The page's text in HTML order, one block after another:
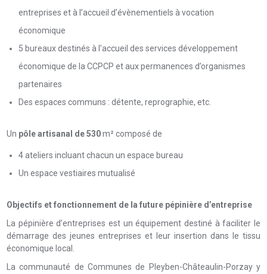
entreprises et à l’accueil d’évènementiels à vocation
économique
5 bureaux destinés à l’accueil des services développement
économique de la CCPCP et aux permanences d’organismes
partenaires
Des espaces communs : détente, reprographie, etc.
Un pôle artisanal de 530m² composé de
4 ateliers incluant chacun un espace bureau
Un espace vestiaires mutualisé
O bjectifs et fonctionnement de la future pépinière d’entreprise
La pépinière d’entreprises est un équipement destiné à faciliter le
démarrage des jeunes entreprises et leur insertion dans le tissu
économique local.
La communauté de Communes de Pleyben-Châteaulin-Porzay y